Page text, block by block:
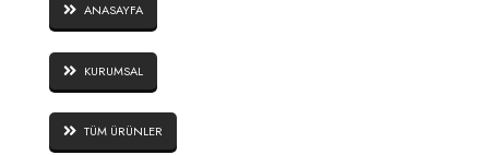
ANASAYFA
KURUMSAL
TÜM ÜRÜNLER